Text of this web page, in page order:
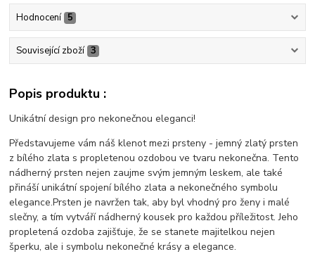
Hodnocení 5
Související zboží 3
Popis produktu :
Unikátní design pro nekonečnou eleganci!
Představujeme vám náš klenot mezi prsteny - jemný zlatý prsten
z bílého zlata s propletenou ozdobou ve tvaru nekonečna. Tento
nádherný prsten nejen zaujme svým jemným leskem, ale také
přináší unikátní spojení bílého zlata a nekonečného symbolu
elegance.Prsten je navržen tak, aby byl vhodný pro ženy i malé
slečny, a tím vytváří nádherný kousek pro každou příležitost. Jeho
propletená ozdoba zajišťuje, že se stanete majitelkou nejen
šperku, ale i symbolu nekonečné krásy a elegance.